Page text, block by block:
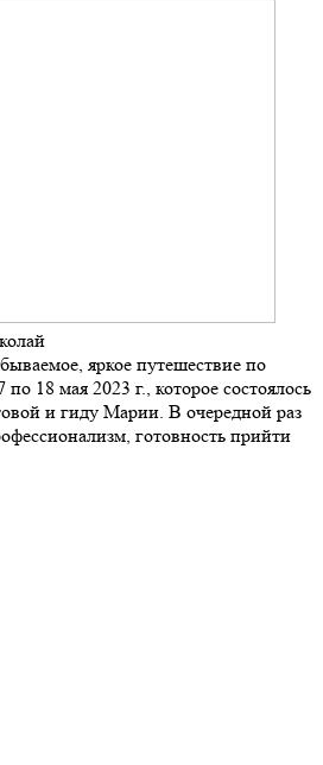
яркое путешествие по
18 мая 2023 г., которое состоялось
и гиду Марии. В очередной раз
готовность прийти